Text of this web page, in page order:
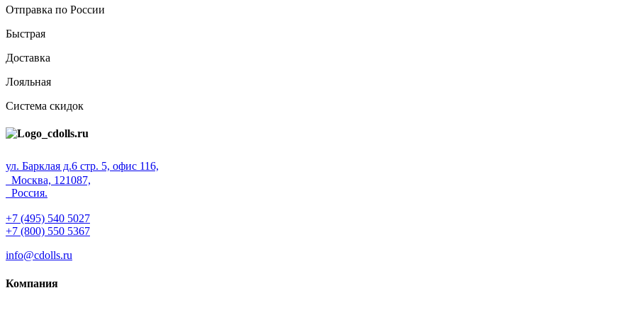
Отправка по России
Быстрая
Доставка
Лояльная
Система скидок
ул. Барклая д.6 стр. 5, офис 116,
Москва, 121087,
Россия.
+7 (495) 540 5027
+7 (800) 550 5367
info@cdolls.ru
Компания